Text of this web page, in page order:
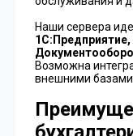
Наши сервера
1С:Предприятие,
Возможна
внешними